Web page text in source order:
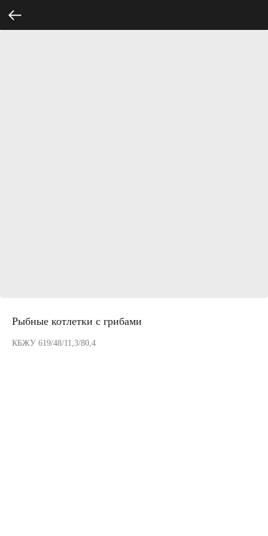
Рыбные котлетки с грибами
КБЖУ 619/48/11,3/80,4